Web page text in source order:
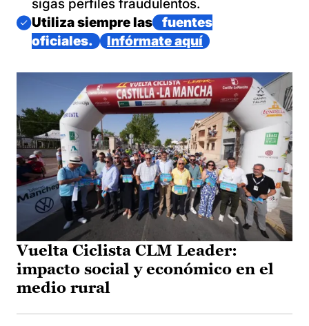
sigas perfiles fraudulentos.
Imagen
Utiliza siempre las
fuentes
oficiales.
Infórmate aquí
Vuelta Ciclista CLM Leader:
impacto social y económico en el
medio rural